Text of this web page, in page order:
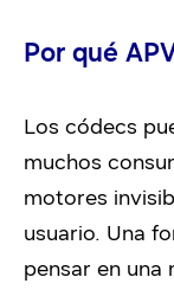
Por qué
Los códecs
muchos
motores
usuario. Una
pensar en una